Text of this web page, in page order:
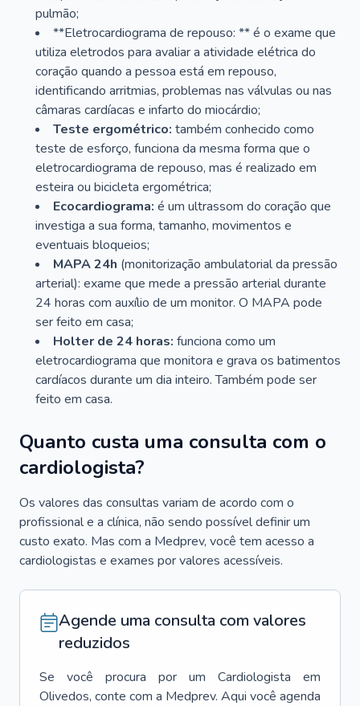
pulmão;
**Eletrocardiograma de repouso: ** é o exame que
utiliza eletrodos para avaliar a atividade elétrica do
coração quando a pessoa está em repouso,
identificando arritmias, problemas nas válvulas ou nas
câmaras cardíacas e infarto do miocárdio;
Teste ergométrico: também conhecido como
teste de esforço, funciona da mesma forma que o
eletrocardiograma de repouso, mas é realizado em
esteira ou bicicleta ergométrica;
Ecocardiograma: é um ultrassom do coração que
investiga a sua forma, tamanho, movimentos e
eventuais bloqueios;
MAPA 24h (monitorização ambulatorial da pressão
arterial): exame que mede a pressão arterial durante
24 horas com auxílio de um monitor. O MAPA pode
ser feito em casa;
Holter de 24 horas: funciona como um
eletrocardiograma que monitora e grava os batimentos
cardíacos durante um dia inteiro. Também pode ser
feito em casa.
Quanto custa uma consulta com o
cardiologista?
Os valores das consultas variam de acordo com o
profissional e a clínica, não sendo possível definir um
custo exato. Mas com a Medprev, você tem acesso a
cardiologistas e exames por valores acessíveis.
Agende uma consulta com valores
reduzidos
Se você procura por um Cardiologista
em
Olivedos, conte com a Medprev. Aqui você agenda